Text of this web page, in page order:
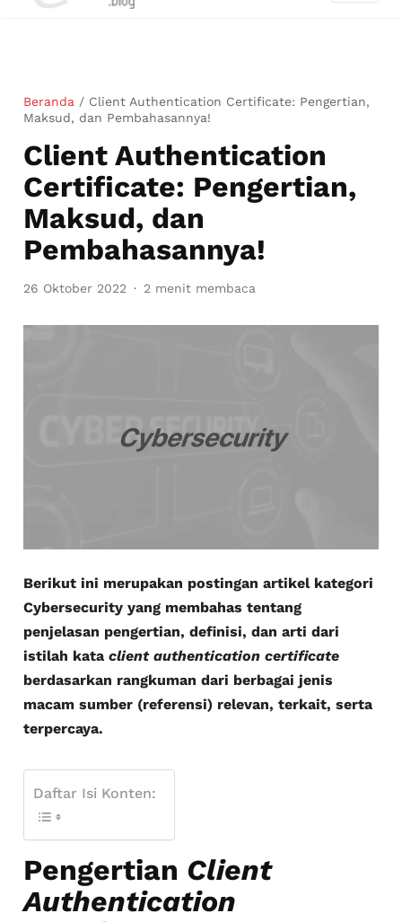
Beranda / Client Authentication Certificate: Pengertian,
Maksud, dan Pembahasannya!
Client Authentication
Certificate: Pengertian,
Maksud, dan
Pembahasannya!
26 Oktober 2022 2 menit membaca
Berikut ini merupakan postingan artikel kategori
Cybersecurity yang membahas tentang
penjelasan pengertian, definisi, dan arti dari
istilah kataclient authentication certificate
berdasarkan rangkuman dari berbagai jenis
macam sumber (referensi) relevan, terkait, serta
terpercaya.
Daftar Isi Konten:
Pengertian Client
Authentication